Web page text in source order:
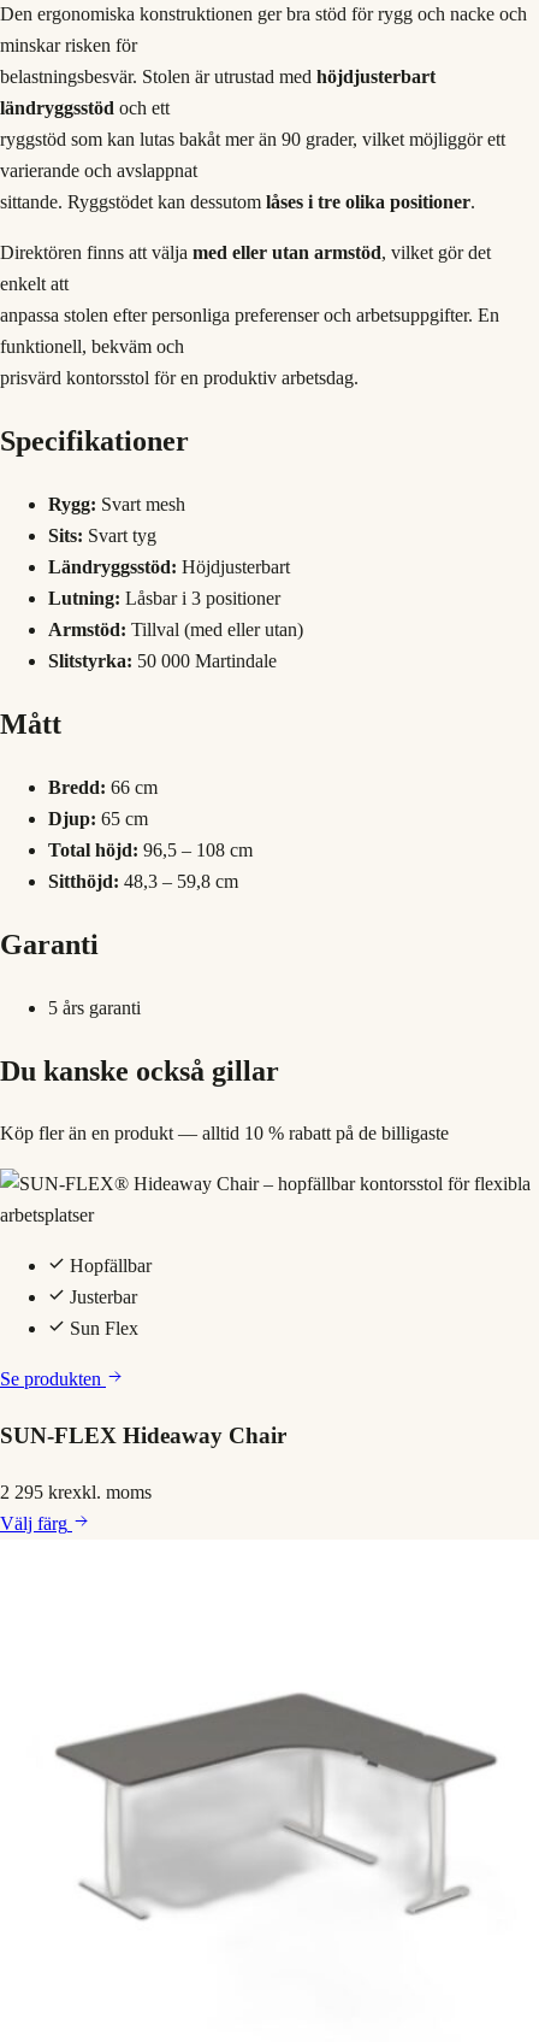
Den ergonomiska konstruktionen ger bra stöd för rygg och nacke och
minskar risken för
belastningsbesvär. Stolen är utrustad med höjdjusterbart
ländryggsstöd och ett
ryggstöd som kan lutas bakåt mer än 90 grader, vilket möjliggör ett
varierande och avslappnat
sittande. Ryggstödet kan dessutom låses i tre olika positioner.
Direktören finns att välja med eller utan armstöd, vilket gör det
enkelt att
anpassa stolen efter personliga preferenser och arbetsuppgifter. En
funktionell, bekväm och
prisvärd kontorsstol för en produktiv arbetsdag.
Specifikationer
Rygg: Svart mesh
Sits: Svart tyg
Ländryggsstöd: Höjdjusterbart
Lutning: Låsbar i 3 positioner
Armstöd: Tillval (med eller utan)
Slitstyrka: 50 000 Martindale
Mått
Bredd: 66 cm
Djup: 65 cm
Total höjd: 96,5 – 108 cm
Sitthöjd: 48,3 – 59,8 cm
Garanti
5 års garanti
Du kanske också gillar
Köp fler än en produkt — alltid 10 % rabatt på de billigaste
Hopfällbar
Justerbar
Sun Flex
Se produkten
SUN-FLEX Hideaway Chair
2 295 krexkl. moms
Välj färg